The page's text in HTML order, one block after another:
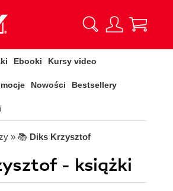
Ebooki Kursy video
Nowości Bestsellery
» 📚 Diks Krzysztof
- książki